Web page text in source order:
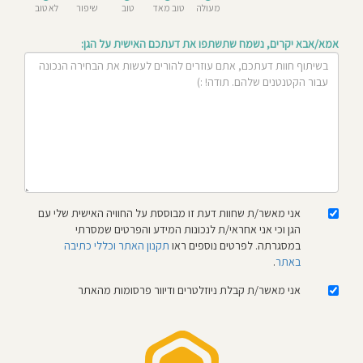
מעולה טוב מאד טוב
שיפור
לא טוב
אמא/אבא יקרים, נשמח שתשתפו את דעתכם האישית על הגן:
אני מאשר/ת שחוות דעת זו מבוססת על החוויה האישית שלי עם
הגן וכי אני אחראי/ת לנכונות המידע והפרטים שמסרתי
במסגרתה. לפרטים נוספים ראו תקנון האתר וכללי כתיבה
באתר.
אני מאשר/ת קבלת ניוזלטרים ודיוור פרסומות מהאתר